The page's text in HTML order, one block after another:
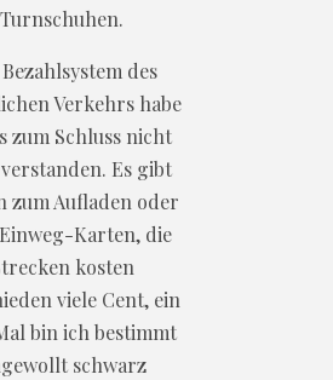
Turnschuhen.
Bezahlsystem des
Verkehrs habe
zum Schluss nicht
Es gibt
zum Aufladen oder
Karten, die
kosten
viele Cent, ein
bin ich bestimmt
schwarz